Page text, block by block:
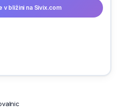
v bližini na Sivix.com